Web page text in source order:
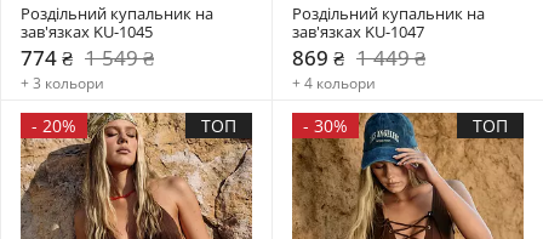
Роздільний купальник на
зав'язках KU-1045
774 ₴ 1 549 ₴
+ 3 кольори
Роздільний купальник на
зав'язках KU-1047
869 ₴ 1 449 ₴
+ 4 кольори
- 20% ТОП - 30% ТОП